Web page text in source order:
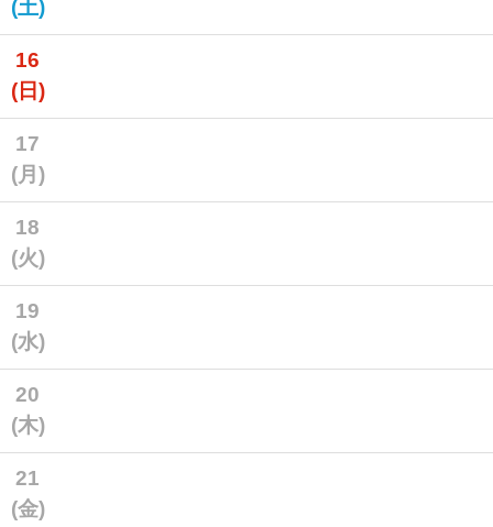
(土)
16
(日)
17
(月)
18
(火)
19
(水)
20
(木)
21
(金)